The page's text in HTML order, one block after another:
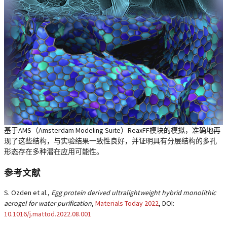
基于AMS（Amsterdam Modeling Suite）ReaxFF模块的模拟，准确地再
现了这些结构，与实验结果一致性良好，并证明具有分层结构的多孔
形态存在多种潜在应用可能性。
参考文献
S. Ozden et al., Egg protein derived ultralightweight hybrid monolithic
aerogel for water purification, Materials Today 2022, DOI:
10.1016/j.mattod.2022.08.001